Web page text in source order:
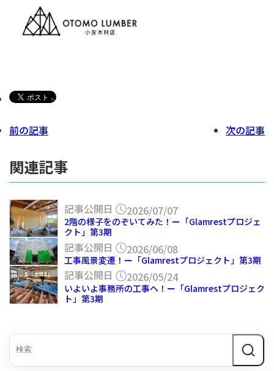
前の記事 次の記事
関連記事
2階の様子をのぞいてみた！ー「Glamrestプロジェ
クト」第3期
記事公開日 2026/07/07
工事風景変遷！ー「Glamrestプロジェクト」第3期
記事公開日 2026/06/08
いよいよ事務所の工事へ！ー「Glamrestプロジェク
ト」第3期
記事公開日 2026/05/24